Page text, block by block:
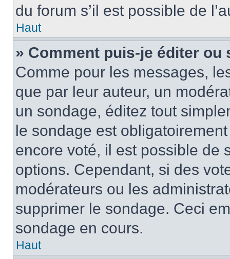
du forum s’il est possible de
Haut
» Comment puis-je éditer ou
Comme pour les messages,
que par leur auteur, un
un sondage, éditez tout
le sondage est
encore voté, il est possible de
options. Cependant, si des
modérateurs ou les
supprimer le sondage. Ceci
sondage en cours.
Haut